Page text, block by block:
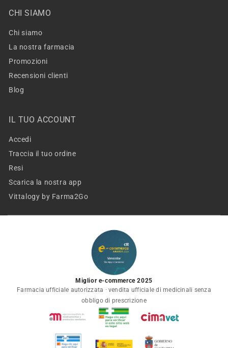
CHI SIAMO
Chi siamo
La nostra farmacia
Promozioni
Recensioni clienti
Blog
IL TUO ACCOUNT
Accedi
Traccia il tuo ordine
Resi
Scarica la nostra app
Vittalogy by Farma2Go
Miglior e-commerce 2025
Farmacia ufficiale autorizzata · vendita ufficiale di medicinali senza
obbligo di prescrizione